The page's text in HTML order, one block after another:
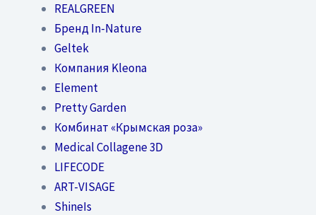
REALGREEN
Бренд In-Nature
Geltek
Компания Kleona
Element
Pretty Garden
Комбинат «Крымская роза»
Medical Collagene 3D
LIFECODE
ART-VISAGE
ShineIs